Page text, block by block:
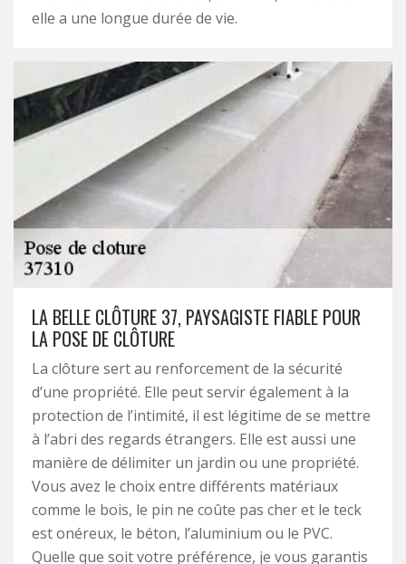
elle a une longue durée de vie.
LA BELLE CLÔTURE 37, PAYSAGISTE FIABLE POUR
LA POSE DE CLÔTURE
La clôture sert au renforcement de la sécurité
d’une propriété. Elle peut servir également à la
protection de l’intimité, il est légitime de se mettre
à l’abri des regards étrangers. Elle est aussi une
manière de délimiter un jardin ou une propriété.
Vous avez le choix entre différents matériaux
comme le bois, le pin ne coûte pas cher et le teck
est onéreux, le béton, l’aluminium ou le PVC.
Quelle que soit votre préférence, je vous garantis